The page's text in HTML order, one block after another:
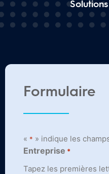
Formulaire
« * » indique les
Entreprise *
Tapez les premières